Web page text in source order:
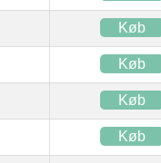
Køb
Køb
Køb
Køb